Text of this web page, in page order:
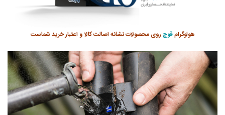
هولوگرامقوچ روی محصولات نشانه اصالت کالا و اعتبار خرید شماست